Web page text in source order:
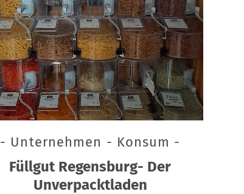
- Unternehmen - Konsum -
Füllgut Regensburg- Der
Unverpacktladen